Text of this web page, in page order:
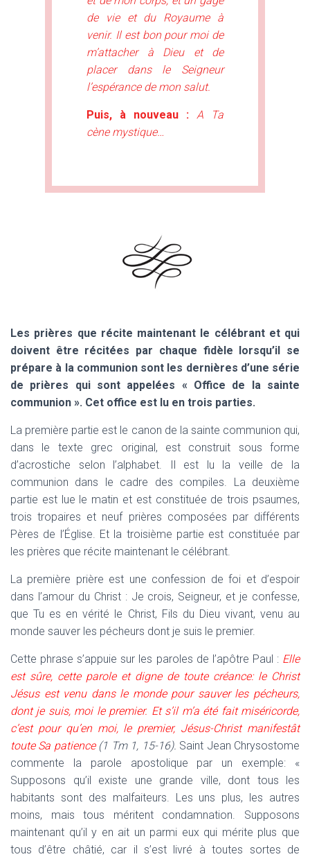
de vie et du Royaume à
venir. Il est bon pour moi de
m’attacher à Dieu et de
placer dans le Seigneur
l’espérance de mon salut.
Puis, à nouveau : A Ta
cène mystique…
Les prières que récite maintenant le célébrant et qui
doivent être récitées par chaque fidèle lorsqu’il se
prépare à la communion sont les dernières d’une série
de prières qui sont appelées « Office de la sainte
communion ». Cet office est lu en trois parties.
La première partie est le canon de la sainte communion qui,
dans le texte grec original, est construit sous forme
d’acrostiche selon l’alphabet. Il est lu la veille de la
communion dans le cadre des compiles. La deuxième
partie est lue le matin et est constituée de trois psaumes,
trois tropaires et neuf prières composées par différents
Pères de l’Église. Et la troisième partie est constituée par
les prières que récite maintenant le célébrant.
La première prière est une confession de foi et d’espoir
dans l’amour du Christ : Je crois, Seigneur, et je confesse,
que Tu es en vérité le Christ, Fils du Dieu vivant, venu au
monde sauver les pécheurs dont je suis le premier.
Cette phrase s’appuie sur les paroles de l’apôtre Paul : Elle
est sûre, cette parole et digne de toute créance: le Christ
Jésus est venu dans le monde pour sauver les pécheurs,
dont je suis, moi le premier. Et s’il m’a été fait miséricorde,
c’est pour qu’en moi, le premier, Jésus-Christ manifestât
toute Sa patience(1 Tm 1, 15-16). Saint Jean Chrysostome
commente la parole apostolique par un exemple: «
Supposons qu’il existe une grande ville, dont tous les
habitants sont des malfaiteurs. Les uns plus, les autres
moins, mais tous méritent condamnation. Supposons
maintenant qu’il y en ait un parmi eux qui mérite plus que
tous d’être châtié, car il s’est livré à toutes sortes de